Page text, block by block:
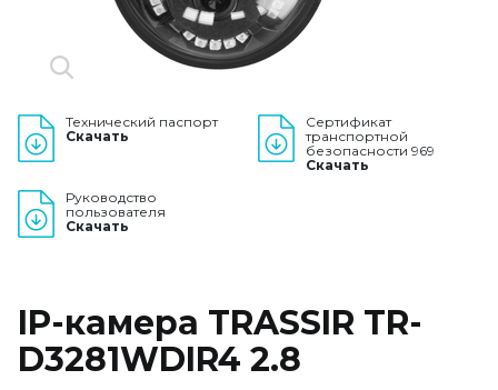
Технический паспорт
Скачать
Сертификат
транспортной
безопасности 969
Скачать
Руководство
пользователя
Скачать
IP-камера TRASSIR TR-
D3281WDIR4 2.8